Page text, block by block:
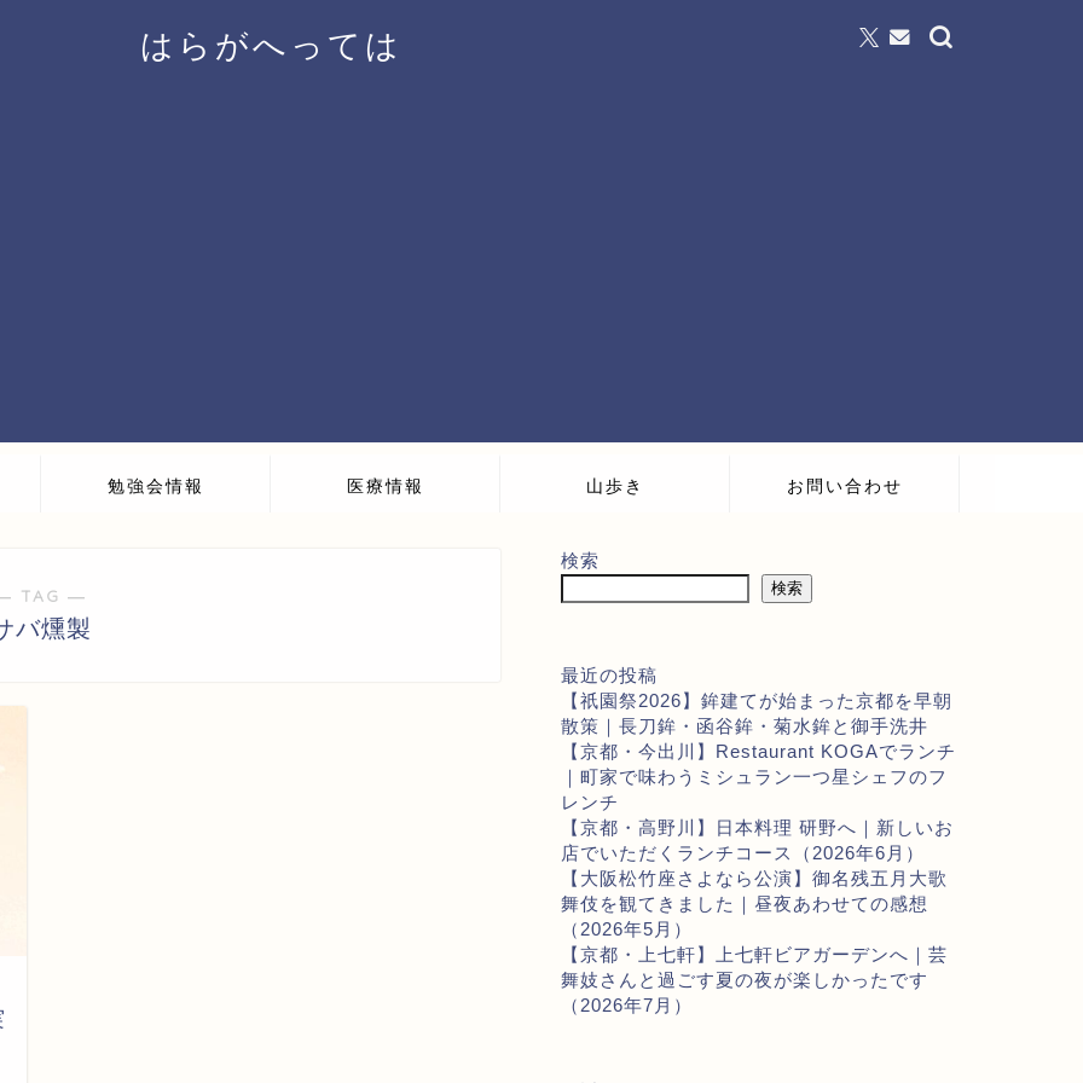
はらがへっては
勉強会情報 医療情報 山歩き お問い合わせ
TAG ―
バ燻製
検索
検索
最近の投稿
【祇園祭2026】鉾建てが始まった京都を早朝
散策｜長刀鉾・函谷鉾・菊水鉾と御手洗井
【京都・今出川】Restaurant KOGAでランチ
｜町家で味わうミシュラン一つ星シェフのフ
レンチ
【京都・高野川】日本料理 研野へ｜新しいお
店でいただくランチコース（2026年6月）
【大阪松竹座さよなら公演】御名残五月大歌
舞伎を観てきました｜昼夜あわせての感想
（2026年5月）
【京都・上七軒】上七軒ビアガーデンへ｜芸
舞妓さんと過ごす夏の夜が楽しかったです
（2026年7月）